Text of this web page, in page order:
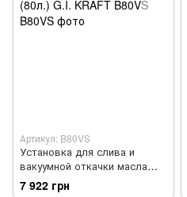
Артикул: B80VS
Установка для слива и
вакуумной откачки масла
(80л.) G.I. KRAFT B80VS
7 922 грн